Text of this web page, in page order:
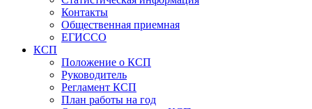
Контакты
Общественная приемная
ЕГИССО
КСП
Положение о КСП
Руководитель
Регламент КСП
План работы на год